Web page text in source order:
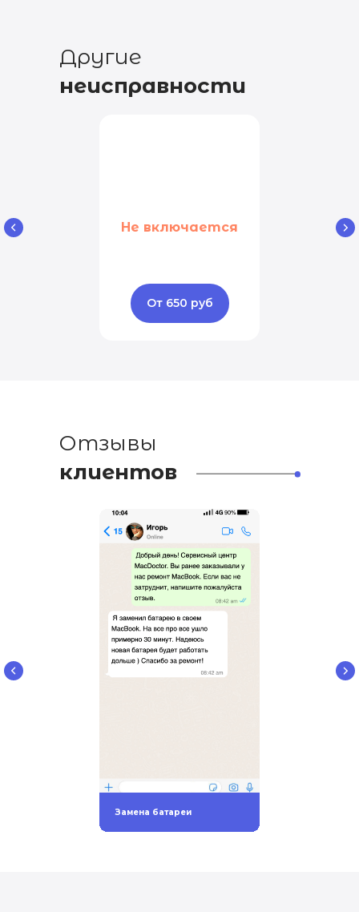
Другие
неисправности
Не включается
От 650 руб
Отзывы
клиентов
Замена батареи